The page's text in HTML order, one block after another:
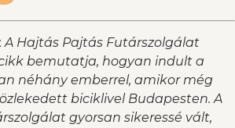
A Hajtás Pajtás Futárszolgálat
bemutatja, hogyan indult a
néhány emberrel, amikor még
biciklivel Budapesten. A
gyorsan sikeressé vált,